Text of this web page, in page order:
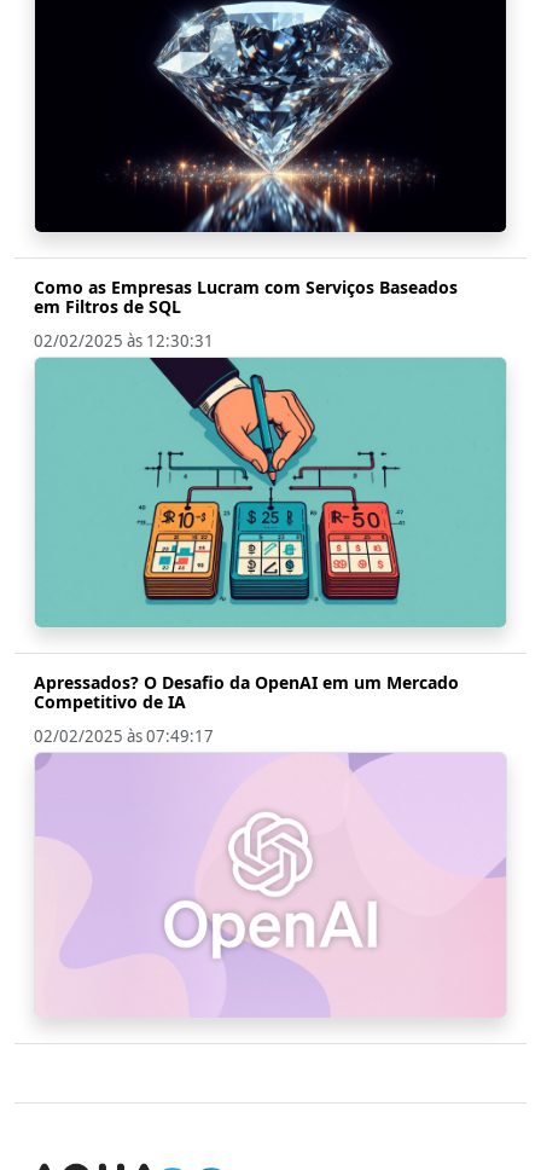
Como as Empresas Lucram com Serviços Baseados
em Filtros de SQL
02/02/2025 às 12:30:31
Apressados? O Desafio da OpenAI em um Mercado
Competitivo de IA
02/02/2025 às 07:49:17